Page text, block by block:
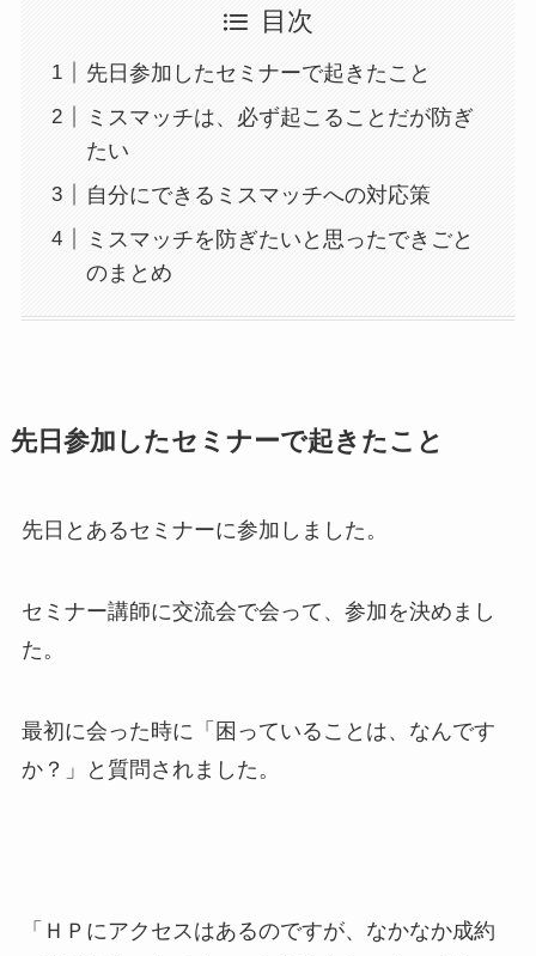
目次
先日参加したセミナーで起きたこと
ミスマッチは、必ず起こることだが防ぎ
たい
自分にできるミスマッチへの対応策
ミスマッチを防ぎたいと思ったできごと
のまとめ
先日参加したセミナーで起きたこと
先日とあるセミナーに参加しました。
セミナー講師に交流会で会って、参加を決めまし
た。
最初に会った時に「困っていることは、なんです
か？」と質問されました。
「ＨＰにアクセスはあるのですが、なかなか成約